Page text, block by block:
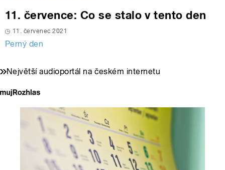
11. července: Co se stalo v tento den
11. červenec 2021
Perný den
Největší audioportál na českém internetu